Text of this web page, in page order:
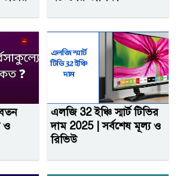
ও
এলজি 32 ইঞ্চি স্মার্ট টিভির
দাম 2025 | সর্বশেষ মূল্য ও
রিভিউ